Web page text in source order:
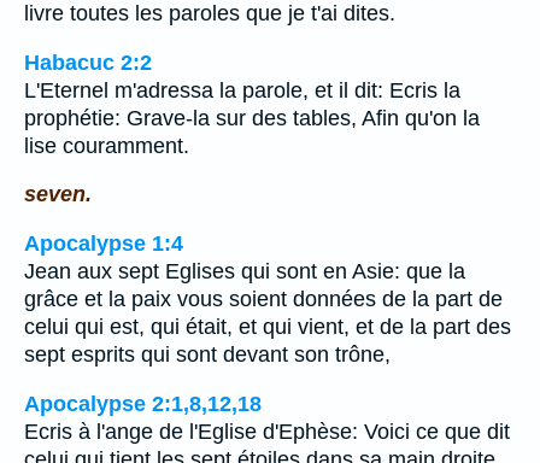
livre toutes les paroles que je t'ai dites.
Habacuc 2:2
L'Eternel m'adressa la parole, et il dit: Ecris la
prophétie: Grave-la sur des tables, Afin qu'on la
lise couramment.
seven.
Apocalypse 1:4
Jean aux sept Eglises qui sont en Asie: que la
grâce et la paix vous soient données de la part de
celui qui est, qui était, et qui vient, et de la part des
sept esprits qui sont devant son trône,
Apocalypse 2:1,8,12,18
Ecris à l'ange de l'Eglise d'Ephèse: Voici ce que dit